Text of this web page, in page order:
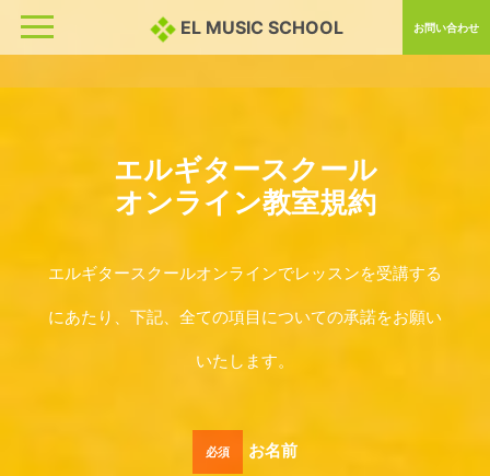
EL MUSIC SCHOOL お問い合わせ
エルギタースクール
オンライン教室規約
エルギタースクールオンラインでレッスンを受講する
にあたり、 下記、全ての項目についての承諾をお願い
いたします。
必須 お名前